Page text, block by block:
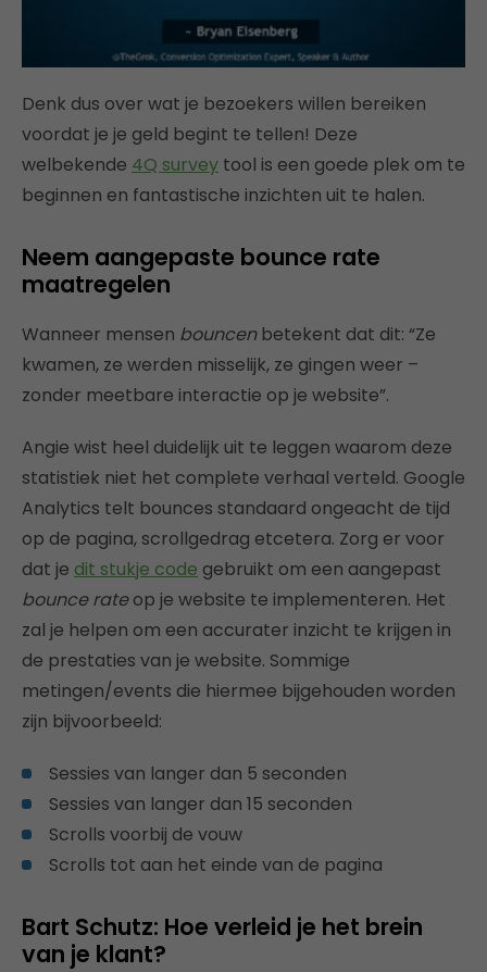
Denk dus over wat je bezoekers willen bereiken
voordat je je geld begint te tellen! Deze
welbekende 4Q survey tool is een goede plek om te
beginnen en fantastische inzichten uit te halen.
Neem aangepaste bounce rate
maatregelen
Wanneer mensen bouncenbetekent dat dit: “Ze
kwamen, ze werden misselijk, ze gingen weer –
zonder meetbare interactie op je website”.
Angie wist heel duidelijk uit te leggen waarom deze
statistiek niet het complete verhaal verteld. Google
Analytics telt bounces standaard ongeacht de tijd
op de pagina, scrollgedrag etcetera. Zorg er voor
dat je dit stukje code gebruikt om een aangepast
bounce rateop je website te implementeren. Het
zal je helpen om een accurater inzicht te krijgen in
de prestaties van je website. Sommige
metingen/events die hiermee bijgehouden worden
zijn bijvoorbeeld:
Sessies van langer dan 5 seconden
Sessies van langer dan 15 seconden
Scrolls voorbij de vouw
Scrolls tot aan het einde van de pagina
Bart Schutz: Hoe verleid je het brein
van je klant?